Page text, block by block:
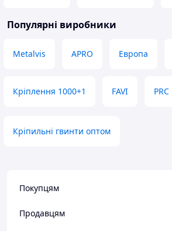
Популярні виробники
Metalvis APRO Европа
Кріплення 1000+1 FAVI PRC
Кріпильні гвинти оптом
Покупцям
Продавцям